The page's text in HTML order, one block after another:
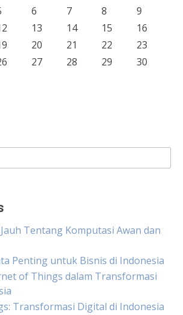
6 7 8
9
13 14 15
16
20 21 22
23
27 28 29
30
Tentang Komputasi Awan dan
Penting untuk Bisnis di Indonesia
of Things dalam Transformasi
Transformasi Digital di Indonesia